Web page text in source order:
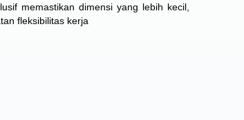
memastikan dimensi yang lebih kecil,
fleksibilitas kerja